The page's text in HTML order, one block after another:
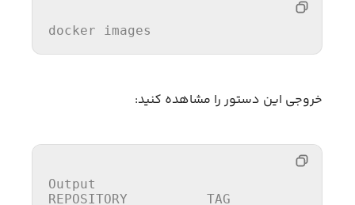
docker images
خروجی این دستور را مشاهده کنید:
Output
REPOSITORY